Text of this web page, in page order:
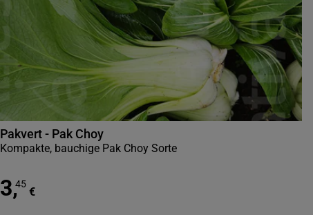
Pakvert - Pak Choy
Kompakte, bauchige Pak Choy Sorte
3,45
€